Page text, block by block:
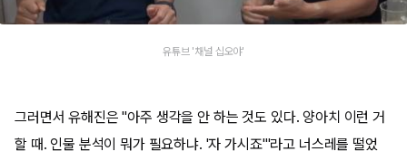
유튜브 '채널 십오야'
그러면서 유해진은 "아주 생각을 안 하는 것도 있다. 양아치 이런 거
할 때. 인물 분석이 뭐가 필요하냐. '자 가시죠'"라고 너스레를 떨었